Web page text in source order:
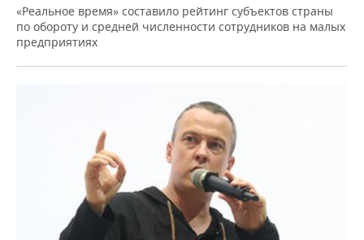
«Реальное время» составило рейтинг субъектов страны
по обороту и средней численности сотрудников на малых
предприятиях